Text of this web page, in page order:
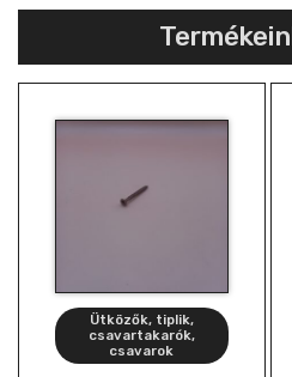
Ütközők, tiplik,
csavartakarók,
csavarok